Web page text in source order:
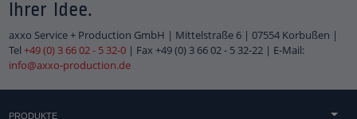
Ihrer Idee.
axxo Service + Production GmbH | Mittelstraße 6 | 07554 Korbußen |
Tel +49 (0) 3 66 02 - 5 32-0| Fax +49 (0) 3 66 02 - 5 32-22 | E-Mail:
info@axxo-production.de
PRODUKTE